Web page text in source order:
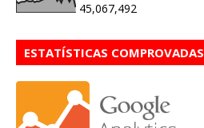
45,067,492
ESTATÍSTICAS COMPROVADAS